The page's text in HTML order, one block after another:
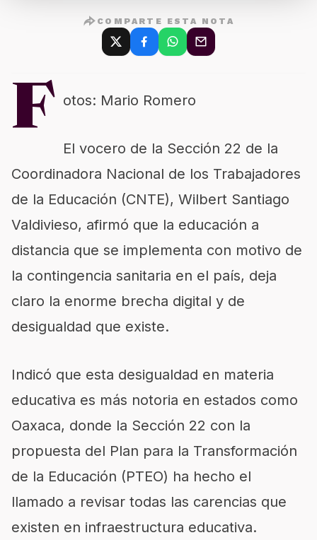
COMPARTE ESTA NOTA
F otos: Mario Romero
El vocero de la Sección 22 de la
Coordinadora Nacional de los Trabajadores
de la Educación (CNTE), Wilbert Santiago
Valdivieso, afirmó que la educación a
distancia que se implementa con motivo de
la contingencia sanitaria en el país, deja
claro la enorme brecha digital y de
desigualdad que existe.
Indicó que esta desigualdad en materia
educativa es más notoria en estados como
Oaxaca, donde la Sección 22 con la
propuesta del Plan para la Transformación
de la Educación (PTEO) ha hecho el
llamado a revisar todas las carencias que
existen en infraestructura educativa.